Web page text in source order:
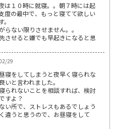
は１０時に就寝。。朝７時には起
度の最中で、もっと寝てて欲しい
らない限りさせません。。
させると嫌でも早起きになると思
29
寝をしてしまうと夜早く寝られな
いと言われました。
られないことを相談すれば、検討
すよ？
い所で、ストレスもあるでしょう
違うと思うので、お昼寝をして